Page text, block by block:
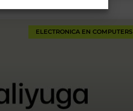
ELECTRONICA EN COMPUTERS